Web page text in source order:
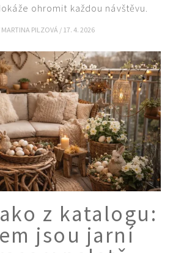
ohromit každou návštěvu.
MARTINA PILZOVÁ / 17. 4. 2026
z katalogu:
jsou jarní